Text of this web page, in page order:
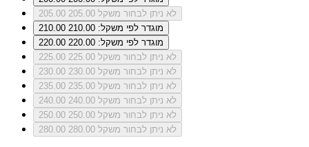
205.00
לא ניתן לבחור משקל 205.00
210.00
מוגדר לפי משקל: 210.00
220.00
מוגדר לפי משקל: 220.00
225.00
לא ניתן לבחור משקל 225.00
230.00
לא ניתן לבחור משקל 230.00
235.00
לא ניתן לבחור משקל 235.00
240.00
לא ניתן לבחור משקל 240.00
250.00
לא ניתן לבחור משקל 250.00
280.00
לא ניתן לבחור משקל 280.00